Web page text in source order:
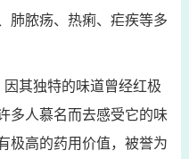
肺脓疡、热痢、疟疾等多
其独特的味道曾经红极
多人慕名而去感受它的味
极高的药用价值，被誉为